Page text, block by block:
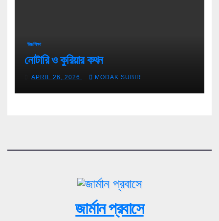
উচ্চশিক্ষা
নোটারি ও কুরিয়ার কথন
APRIL 26, 2026 MODAK SUBIR
জার্মান প্রবাসে